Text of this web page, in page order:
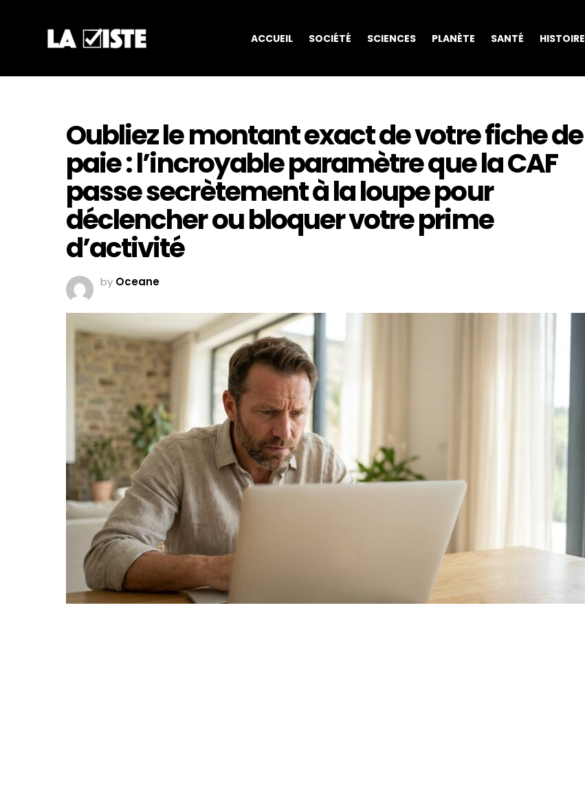
ACCUEIL SOCIÉTÉ SCIENCES PLANÈTE SANTÉ HISTOIRE
Oubliez le montant exact de votre fiche de
paie : l’incroyable paramètre que la CAF
passe secrètement à la loupe pour
déclencher ou bloquer votre prime
d’activité
by Oceane